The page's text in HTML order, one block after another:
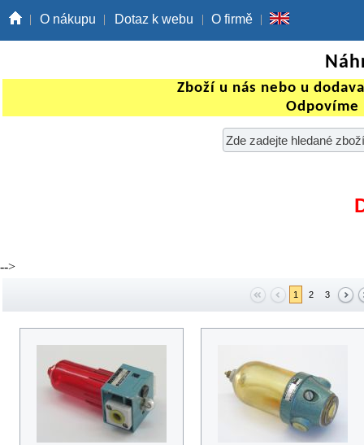
O nákupu Dotaz k webu O firmě
Zboží u nás nebo u
Odpovíme
-->
1 2 3